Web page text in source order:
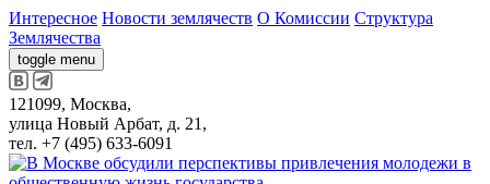
Интересное Новости землячеств О Комиссии Структура
Землячества
toggle menu
121099, Москва,
улица Новый Арбат, д. 21,
тел. +7 (495) 633-6091